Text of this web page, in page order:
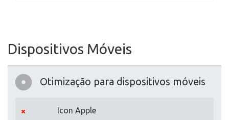
Dispositivos Móveis
Otimização para dispositivos móveis
Icon Apple